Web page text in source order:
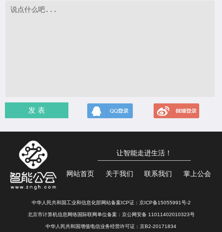
发 表
让智能走进生活！
网站首页 关于我们 联系我们 掌上公会
中华人民共和国工业和信息化部网站备案ICP证： 京ICP备15055991号-2
北京市计算机信息网络国际联网单位备案： 京公网安备 11011402010323号
中华人民共和国增值电信业务经营许可证：京B2-20171834